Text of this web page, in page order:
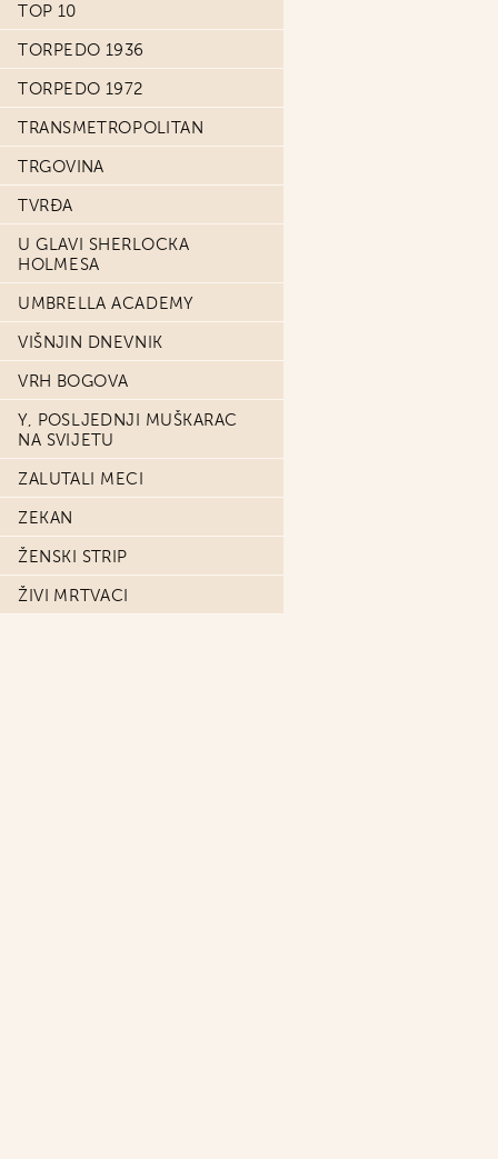
TOP 10
TORPEDO 1936
TORPEDO 1972
TRANSMETROPOLITAN
TRGOVINA
TVRĐA
U GLAVI SHERLOCKA
HOLMESA
UMBRELLA ACADEMY
VIŠNJIN DNEVNIK
VRH BOGOVA
Y, POSLJEDNJI MUŠKARAC
NA SVIJETU
ZALUTALI MECI
ZEKAN
ŽENSKI STRIP
ŽIVI MRTVACI